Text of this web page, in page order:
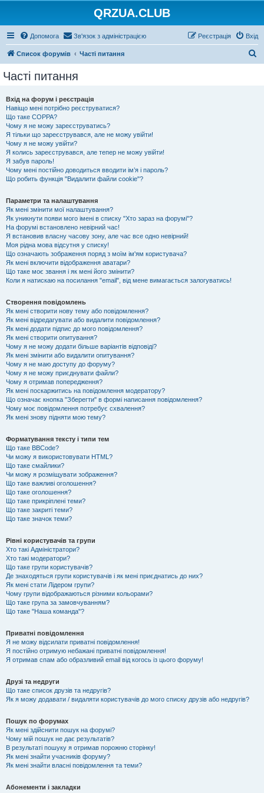
QRZUA.CLUB
Допомога Зв'язок з адміністрацією Вхід
Реєстрація
Список форумів Часті питання
Часті питання
Вхід на форум і реєстрація
Навіщо мені потрібно реєструватися?
Що таке COPPA?
Чому я не можу зареєструватись?
Я тільки що зареєструвався, але не можу увійти!
Чому я не можу увійти?
Я колись зареєструвався, але тепер не можу увійти!
Я забув пароль!
Чому мені постійно доводиться вводити ім’я і пароль?
Що робить функція "Видалити файли cookie"?
Параметри та налаштування
Як мені змінити мої налаштування?
Як уникнути появи мого імені в списку "Хто зараз на форумі"?
На форумі встановлено невірний час!
Я встановив власну часову зону, але час все одно невірний!
Моя рідна мова відсутня у списку!
Що означають зображення поряд з моїм ім'ям користувача?
Як мені включити відображення аватари?
Що таке моє звання і як мені його змінити?
Коли я натискаю на посилання "email", від мене вимагається залогуватись!
Створення повідомлень
Як мені створити нову тему або повідомлення?
Як мені відредагувати або видалити повідомлення?
Як мені додати підпис до мого повідомлення?
Як мені створити опитування?
Чому я не можу додати більше варіантів відповіді?
Як мені змінити або видалити опитування?
Чому я не маю доступу до форуму?
Чому я не можу приєднувати файли?
Чому я отримав попередження?
Як мені поскаржитись на повідомлення модератору?
Що означає кнопка "Зберегти" в формі написання повідомлення?
Чому моє повідомлення потребує схвалення?
Як мені знову підняти мою тему?
Форматування тексту і типи тем
Що таке BBCode?
Чи можу я використовувати HTML?
Що таке смайлики?
Чи можу я розміщувати зображення?
Що таке важливі оголошення?
Що таке оголошення?
Що таке прикріплені теми?
Що таке закриті теми?
Що таке значок теми?
Рівні користувачів та групи
Хто такі Адміністратори?
Хто такі модератори?
Що таке групи користувачів?
Де знаходяться групи користувачів і як мені приєднатись до них?
Як мені стати Лідером групи?
Чому групи відображаються різними кольорами?
Що таке група за замовчуванням?
Що таке "Наша команда"?
Приватні повідомлення
Я не можу відсилати приватні повідомлення!
Я постійно отримую небажані приватні повідомлення!
Я отримав спам або образливий email від когось із цього форуму!
Друзі та недруги
Що таке список друзів та недругів?
Як я можу додавати / видаляти користувачів до мого списку друзів або недругів?
Пошук по форумах
Як мені здійснити пошук на форумі?
Чому мій пошук не дає результатів?
В результаті пошуку я отримав порожню сторінку!
Як мені знайти учасників форуму?
Як мені знайти власні повідомлення та теми?
Абонементи і закладки